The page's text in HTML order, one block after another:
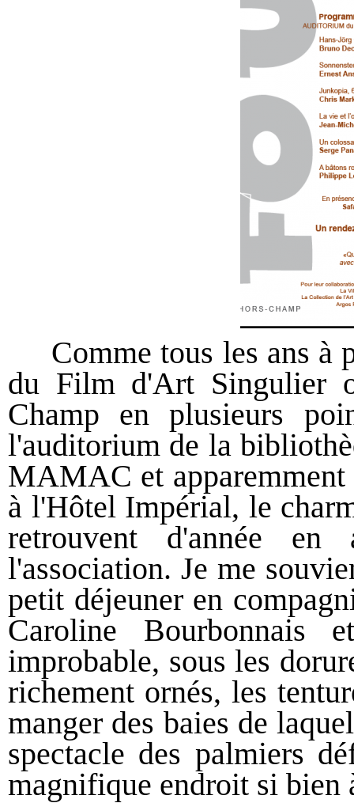
Comme tous les ans à
du Film d'Art Singulier
Champ en plusieurs
l'auditorium de la
MAMAC et apparemment
à l'Hôtel Impérial, le
retrouvent d'année
l'association. Je me
petit déjeuner en
Caroline Bourbonnais
improbable, sous les
richement ornés, les
manger des baies de
spectacle des palmiers
magnifique endroit si bien